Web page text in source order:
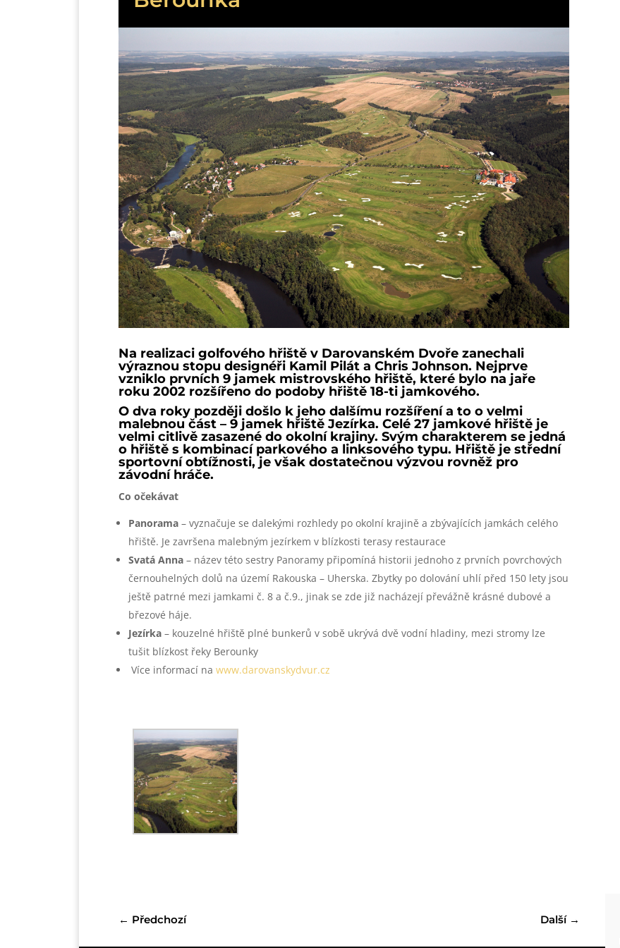
Na realizaci golfového hřiště v Darovanském Dvoře zanechali
výraznou stopu designéři Kamil Pilát a Chris Johnson. Nejprve
vzniklo prvních 9 jamek mistrovského hřiště, které bylo na jaře
roku 2002 rozšířeno do podoby hřiště 18-ti jamkového.
O dva roky později došlo k jeho dalšímu rozšíření a to o velmi
malebnou část – 9 jamek hřiště Jezírka. Celé 27 jamkové hřiště je
velmi citlivě zasazené do okolní krajiny. Svým charakterem se jedná
o hřiště s kombinací parkového a linksového typu. Hřiště je střední
sportovní obtížnosti, je však dostatečnou výzvou rovněž pro
závodní hráče.
Co očekávat
Panorama – vyznačuje se dalekými rozhledy po okolní krajině a zbývajících jamkách celého
hřiště. Je završena malebným jezírkem v blízkosti terasy restaurace
Svatá Anna – název této sestry Panoramy připomíná historii jednoho z prvních povrchových
černouhelných dolů na území Rakouska – Uherska. Zbytky po dolování uhlí před 150 lety jsou
ještě patrné mezi jamkami č. 8 a č.9., jinak se zde již nacházejí převážně krásné dubové a
březové háje.
Jezírka – kouzelné hřiště plné bunkerů v sobě ukrývá dvě vodní hladiny, mezi stromy lze
tušit blízkost řeky Berounky
Více informací na www.darovanskydvur.cz
← Předchozí Další→